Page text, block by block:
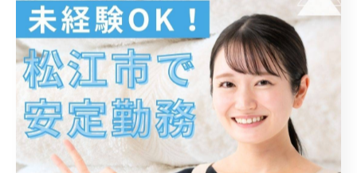
したい方に人気があります。松江市内でこうした求人を
探す場合、「松江 パート 短時間」「松江市 パート 週
3」などのキーワードで検索すると効率的です。求人松
江パートやハローワーク松江求人パートでも、1日3〜5
時間の求人や週3日から勤務可能な案件が多く掲載され
ています。
希望する条件の求人を見つけるには、勤務日数・時間